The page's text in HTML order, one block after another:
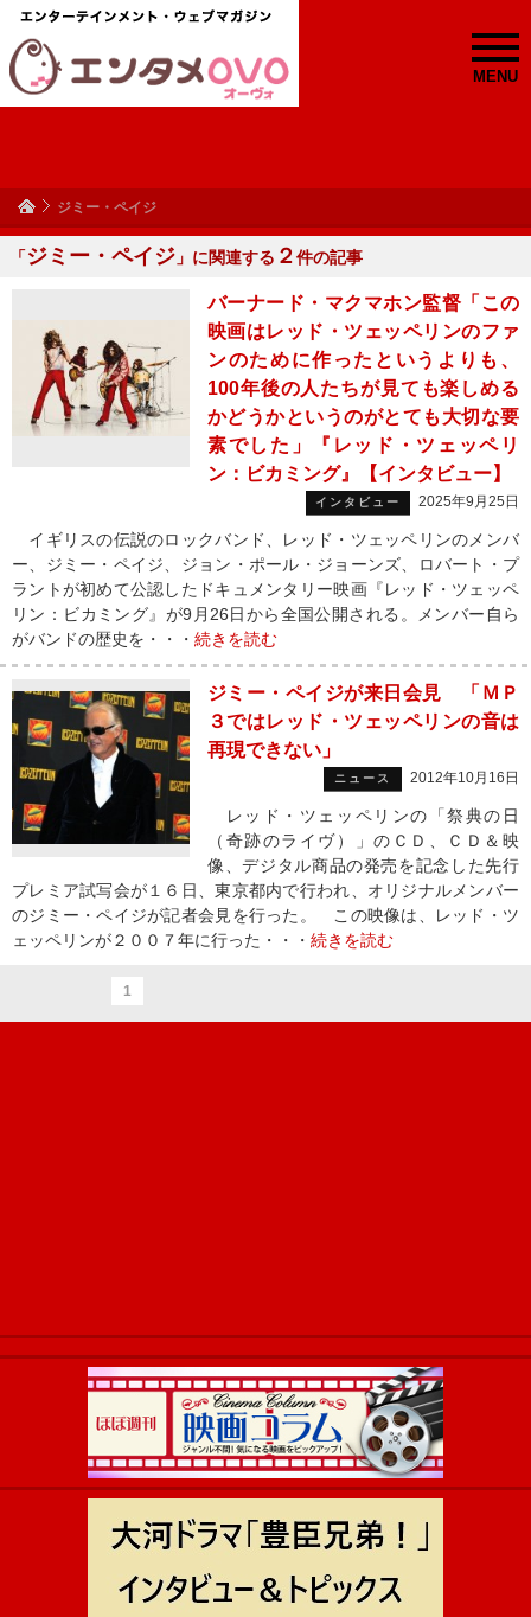
MENU
ジミー・ペイジ
「ジミー・ペイジ 」に関連する ２件の記事
バーナード・マクマホン監督「この
映画はレッド・ツェッペリンのファ
ンのために作ったというよりも、
100年後の人たちが見ても楽しめる
かどうかというのがとても大切な要
素でした」『レッド・ツェッペリ
ン：ビカミング』【インタビュー】
インタビュー 2025年9月25日
イギリスの伝説のロックバンド、レッド・ツェッペリンのメンバ
ー、ジミー・ペイジ、ジョン・ポール・ジョーンズ、ロバート・プ
ラントが初めて公認したドキュメンタリー映画『レッド・ツェッペ
リン：ビカミング』が9月26日から全国公開される。メンバー自ら
がバンドの歴史を・・・ 続きを読む
ジミー・ペイジが来日会見 「ＭＰ
３ではレッド・ツェッペリンの音は
再現できない」
ニュース 2012年10月16日
レッド・ツェッペリンの「祭典の日
（奇跡のライヴ）」のＣＤ、ＣＤ＆映
像、デジタル商品の発売を記念した先行
プレミア試写会が１６日、東京都内で行われ、オリジナルメンバー
のジミー・ペイジが記者会見を行った。 この映像は、レッド・ツ
ェッペリンが２００７年に行った・・・ 続きを読む
1